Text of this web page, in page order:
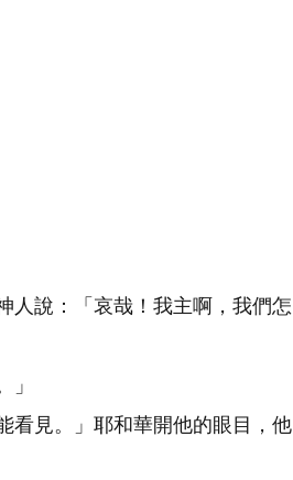
人說：「哀哉！我主啊，我們怎
看見。」耶和華開他的眼目，他